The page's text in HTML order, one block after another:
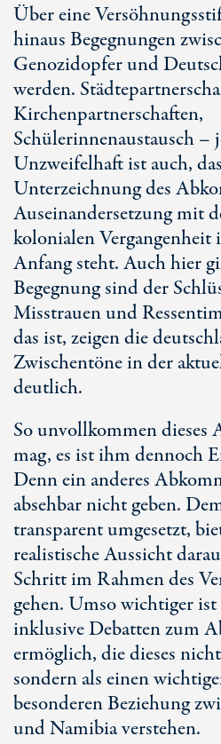
Über eine
hinaus Begegnungen
Genozidopfer und
werden.
Kirchenpartnerschaften,
Schülerinnenaustausch –
Unzweifelhaft ist auch,
Unterzeichnung des
Auseinandersetzung mit
kolonialen
Anfang steht. Auch hier
Begegnung sind der
Misstrauen und
das ist, zeigen die
Zwischentöne in der
deutlich.
So unvollkommen dieses
mag, es ist ihm dennoch
Denn ein anderes
absehbar nicht geben.
transparent umgesetzt,
realistische Aussicht
Schritt im Rahmen des
gehen. Umso wichtiger
inklusive Debatten zum
ermöglich, die dieses
sondern als einen
besonderen Beziehung
und Namibia verstehen.